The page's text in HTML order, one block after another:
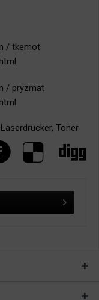
/ tkemot
/ pryzmat
Laserdrucker, Toner